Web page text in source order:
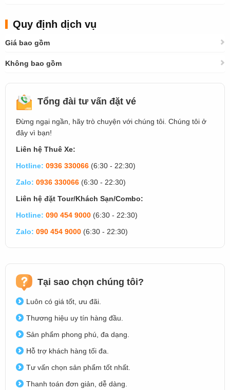
Quy định dịch vụ
Giá bao gồm
Không bao gồm
Tổng đài tư vấn đặt vé
Đừng ngại ngần, hãy trò chuyện với chúng tôi. Chúng tôi ở
đây vì bạn!
Liên hệ Thuê Xe:
Hotline: 0936 330066 (6:30 - 22:30)
Zalo: 0936 330066 (6:30 - 22:30)
Liên hệ đặt Tour/Khách Sạn/Combo:
Hotline: 090 454 9000 (6:30 - 22:30)
Zalo: 090 454 9000 (6:30 - 22:30)
Tại sao chọn chúng tôi?
Luôn có giá tốt, ưu đãi.
Thương hiệu uy tín hàng đầu.
Sản phẩm phong phú, đa dạng.
Hỗ trợ khách hàng tối đa.
Tư vấn chọn sản phẩm tốt nhất.
Thanh toán đơn giản, dễ dàng.